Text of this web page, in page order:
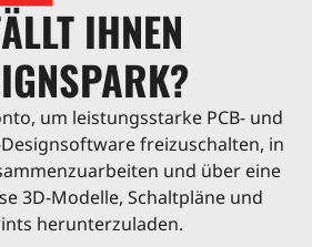
IHNEN
um leistungsstarke PCB- und
freizuschalten, in
und über eine
3D-Modelle, Schaltpläne und
herunterzuladen.